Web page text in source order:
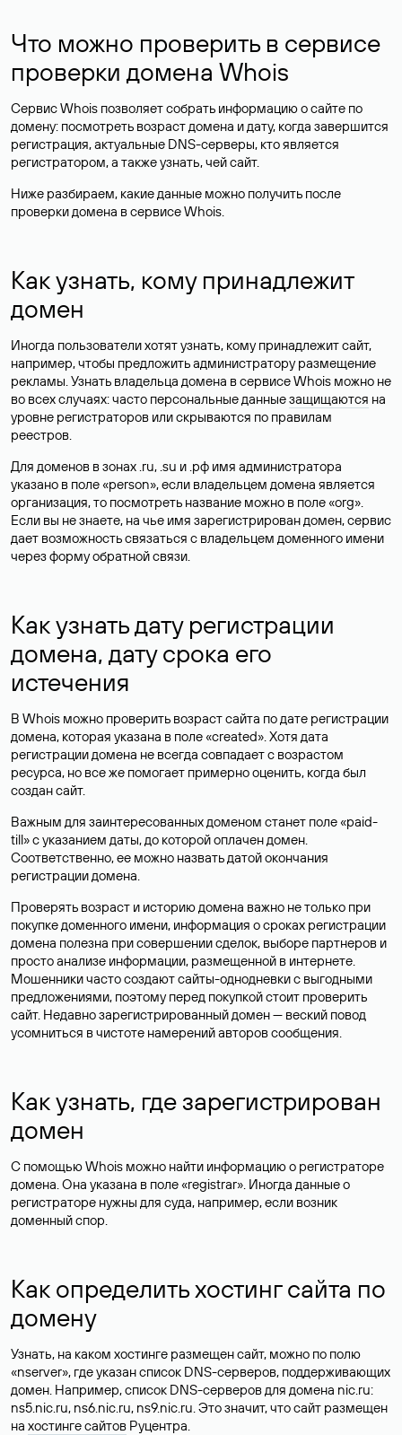
Что можно проверить в сервисе
проверки домена Whois
Сервис Whois позволяет собрать информацию о сайте по
домену: посмотреть возраст домена и дату, когда завершится
регистрация, актуальные DNS-серверы, кто является
регистратором, а также узнать, чей сайт.
Ниже разбираем, какие данные можно получить после
проверки домена в сервисе Whois.
Как узнать, кому принадлежит
домен
Иногда пользователи хотят узнать, кому принадлежит сайт,
например, чтобы предложить администратору размещение
рекламы. Узнать владельца домена в сервисе Whois можно не
во всех случаях: часто персональные данныезащищаются на
уровне регистраторов или скрываются по правилам
реестров.
Для доменов в зонах .ru, .su и .рф имя администратора
указано в поле «person», если владельцем домена является
организация, то посмотреть название можно в поле «org».
Если вы не знаете, на чье имя зарегистрирован домен, сервис
дает возможность связаться с владельцем доменного имени
через форму обратной связи.
Как узнать дату регистрации
домена, дату срока его
истечения
В Whois можно проверить возраст сайта по дате регистрации
домена, которая указана в поле «created». Хотя дата
регистрации домена не всегда совпадает с возрастом
ресурса, но все же помогает примерно оценить, когда был
создан сайт.
Важным для заинтересованных доменом станет поле «paid-
till» с указанием даты, до которой оплачен домен.
Соответственно, ее можно назвать датой окончания
регистрации домена.
Проверять возраст и историю домена важно не только при
покупке доменного имени, информация о сроках регистрации
домена полезна при совершении сделок, выборе партнеров и
просто анализе информации, размещенной в интернете.
Мошенники часто создают сайты-однодневки с выгодными
предложениями, поэтому перед покупкой стоит проверить
сайт. Недавно зарегистрированный домен — веский повод
усомниться в чистоте намерений авторов сообщения.
Как узнать, где зарегистрирован
домен
С помощью Whois можно найти информацию о регистраторе
домена. Она указана в поле «registrar». Иногда данные о
регистраторе нужны для суда, например, если возник
доменный спор.
Как определить хостинг сайта по
домену
Узнать, на каком хостинге размещен сайт, можно по полю
«nserver», где указан список DNS-серверов, поддерживающих
домен. Например, список DNS-серверов для домена nic.ru:
ns5.nic.ru, ns6.nic.ru, ns9.nic.ru. Это значит, что сайт размещен
на хостинге сайтов Руцентра.